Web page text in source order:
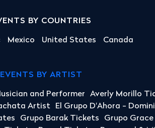
BY COUNTRIES
Mexico United States Canada
BY ARTIST
and Performer Averly Morillo
Artist El Grupo D'Ahora -
Grupo Barak Tickets Grupo